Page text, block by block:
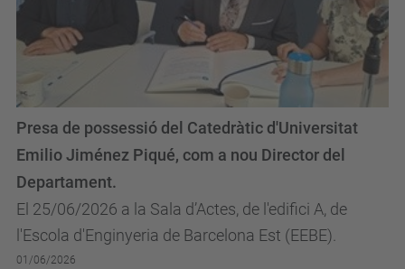
El 25/06/2026 a la Sala d’Actes, de l'edifici A, de
l'Escola d'Enginyeria de Barcelona Est (EEBE).
Presa de possessió del Catedràtic d'Universitat
Emilio Jiménez Piqué, com a nou Director del
Departament.
01/06/2026